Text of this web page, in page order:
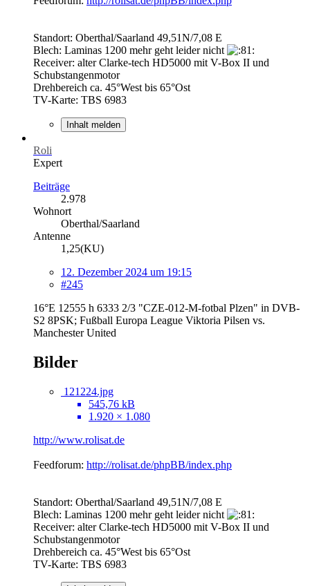
Standort: Oberthal/Saarland 49,51N/7,08 E
Blech: Laminas 1200 mehr geht leider nicht
Receiver: alter Clarke-tech HD5000 mit V-Box II und
Schubstangenmotor
Drehbereich ca. 45°West bis 65°Ost
TV-Karte: TBS 6983
Inhalt melden
Roli
Expert
Beiträge
2.978
Wohnort
Oberthal/Saarland
Antenne
1,25(KU)
12. Dezember 2024 um 19:15
#245
16°E 12555 h 6333 2/3 "CZE-012-M-fotbal Plzen" in DVB-
S2 8PSK; Fußball Europa League Viktoria Pilsen vs.
Manchester United
Bilder
121224.jpg
545,76 kB
1.920 × 1.080
http://www.rolisat.de
Feedforum: http://rolisat.de/phpBB/index.php
Standort: Oberthal/Saarland 49,51N/7,08 E
Blech: Laminas 1200 mehr geht leider nicht
Receiver: alter Clarke-tech HD5000 mit V-Box II und
Schubstangenmotor
Drehbereich ca. 45°West bis 65°Ost
TV-Karte: TBS 6983